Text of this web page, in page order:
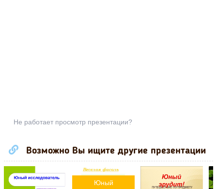
Не работает просмотр презентации?
Возможно Вы ищите другие презентации
Юный